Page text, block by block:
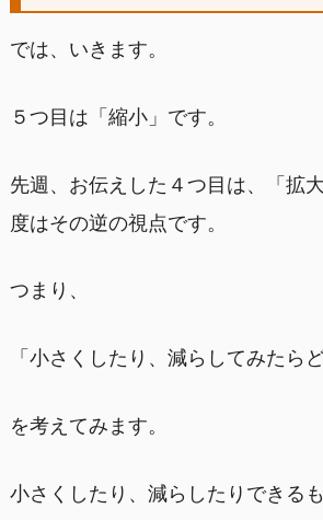
では、いきます。
５つ目は「縮小」です。
先週、お伝えした４つ目は、「拡
度はその逆の視点です。
つまり、
「小さくしたり、減らしてみたら
を考えてみます。
小さくしたり、減らしたりできる